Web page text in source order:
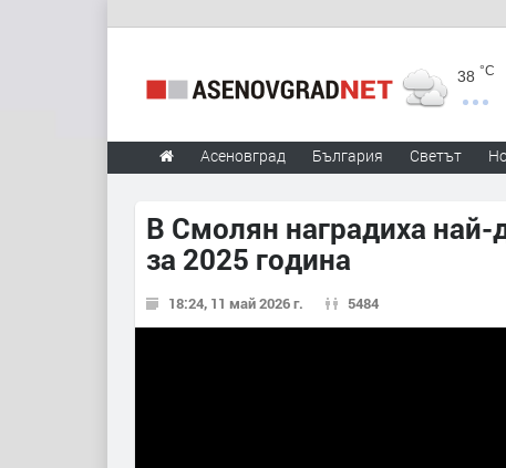
38 °C
Асеновград България Светът
В Смолян наградиха най-
за 2025 година
18:24, 11 май 2026 г. 5484